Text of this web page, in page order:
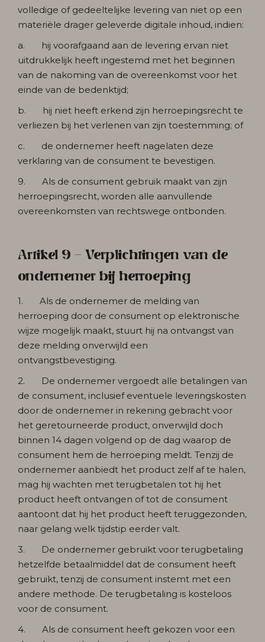
volledige of gedeeltelijke levering van niet op een
materiële drager geleverde digitale inhoud, indien:
a. hij voorafgaand aan de levering ervan niet
uitdrukkelijk heeft ingestemd met het beginnen
van de nakoming van de overeenkomst voor het
einde van de bedenktijd;
b. hij niet heeft erkend zijn herroepingsrecht te
verliezen bij het verlenen van zijn toestemming; of
c. de ondernemer heeft nagelaten deze
verklaring van de consument te bevestigen.
9. Als de consument gebruik maakt van zijn
herroepingsrecht, worden alle aanvullende
overeenkomsten van rechtswege ontbonden.
Artikel 9 - Verplichtingen van de
ondernemer bij herroeping
1. Als de ondernemer de melding van
herroeping door de consument op elektronische
wijze mogelijk maakt, stuurt hij na ontvangst van
deze melding onverwijld een
ontvangstbevestiging.
2. De ondernemer vergoedt alle betalingen van
de consument, inclusief eventuele leveringskosten
door de ondernemer in rekening gebracht voor
het geretourneerde product, onverwijld doch
binnen 14 dagen volgend op de dag waarop de
consument hem de herroeping meldt. Tenzij de
ondernemer aanbiedt het product zelf af te halen,
mag hij wachten met terugbetalen tot hij het
product heeft ontvangen of tot de consument
aantoont dat hij het product heeft teruggezonden,
naar gelang welk tijdstip eerder valt.
3. De ondernemer gebruikt voor terugbetaling
hetzelfde betaalmiddel dat de consument heeft
gebruikt, tenzij de consument instemt met een
andere methode. De terugbetaling is kosteloos
voor de consument.
4. Als de consument heeft gekozen voor een